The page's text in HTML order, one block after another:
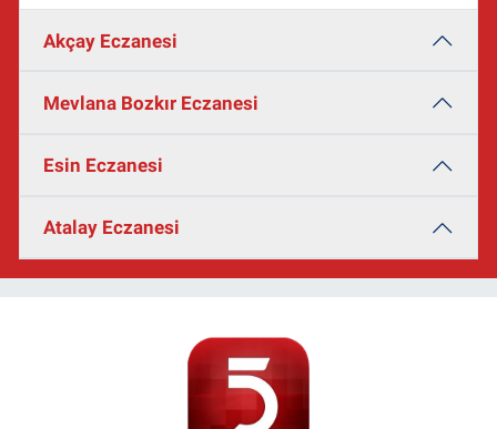
Akçay Eczanesi
Mevlana Bozkır Eczanesi
Esin Eczanesi
Atalay Eczanesi